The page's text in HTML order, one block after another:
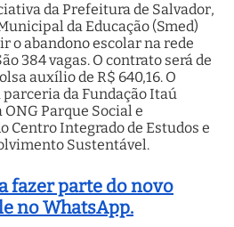
da Prefeitura de Salvador,
da Educação (Smed)
o abandono escolar na rede
384 vagas. O contrato será de
auxílio de R$ 640,16. O
da Fundação Itaú
Parque Social e
Centro Integrado de Estudos e
Sustentável.
fazer parte do novo
no WhatsApp.